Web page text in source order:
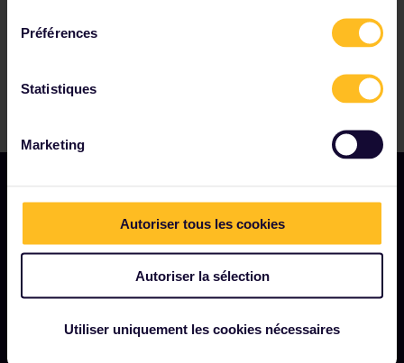
Préférences
Statistiques
Marketing
Autoriser tous les cookies
Autoriser la sélection
Utiliser uniquement les cookies nécessaires
NOTRE SOCIÉTÉ